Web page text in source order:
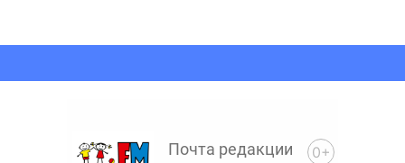
Почта редакции 0+